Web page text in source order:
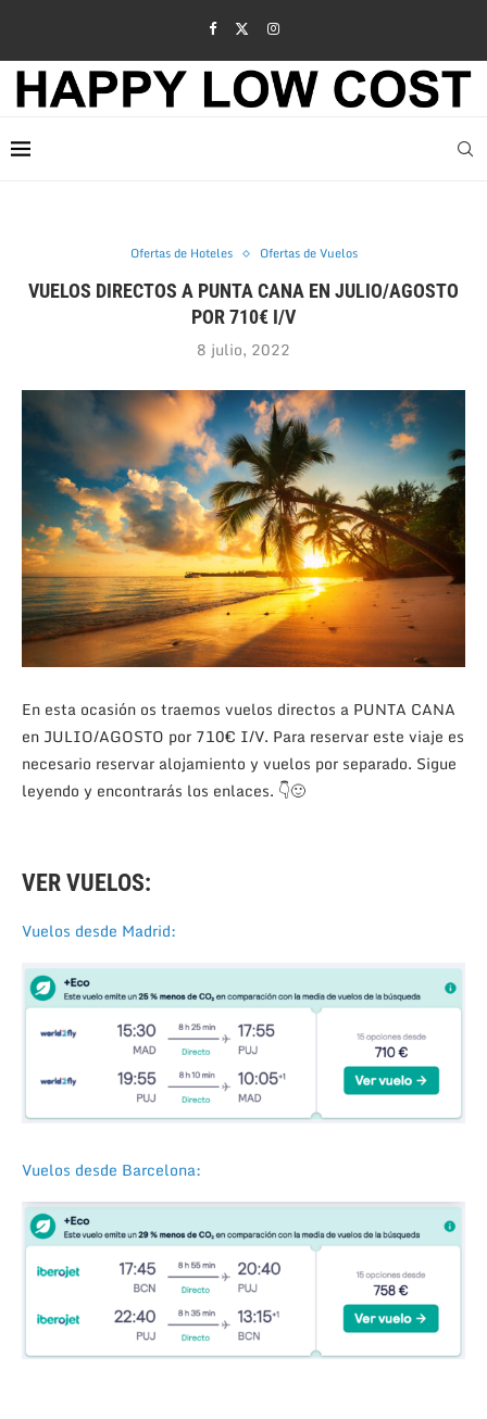
Ofertas de Hoteles Ofertas de Vuelos
VUELOS DIRECTOS A PUNTA CANA EN JULIO/AGOSTO
POR 710€ I/V
8 julio, 2022
En esta ocasión os traemos vuelos directos a PUNTA CANA
en JULIO/AGOSTO por 710€ I/V. Para reservar este viaje es
necesario reservar alojamiento y vuelos por separado. Sigue
leyendo y encontrarás los enlaces. 👇🙂
VER VUELOS:
Vuelos desde Madrid:
Vuelos desde Barcelona: